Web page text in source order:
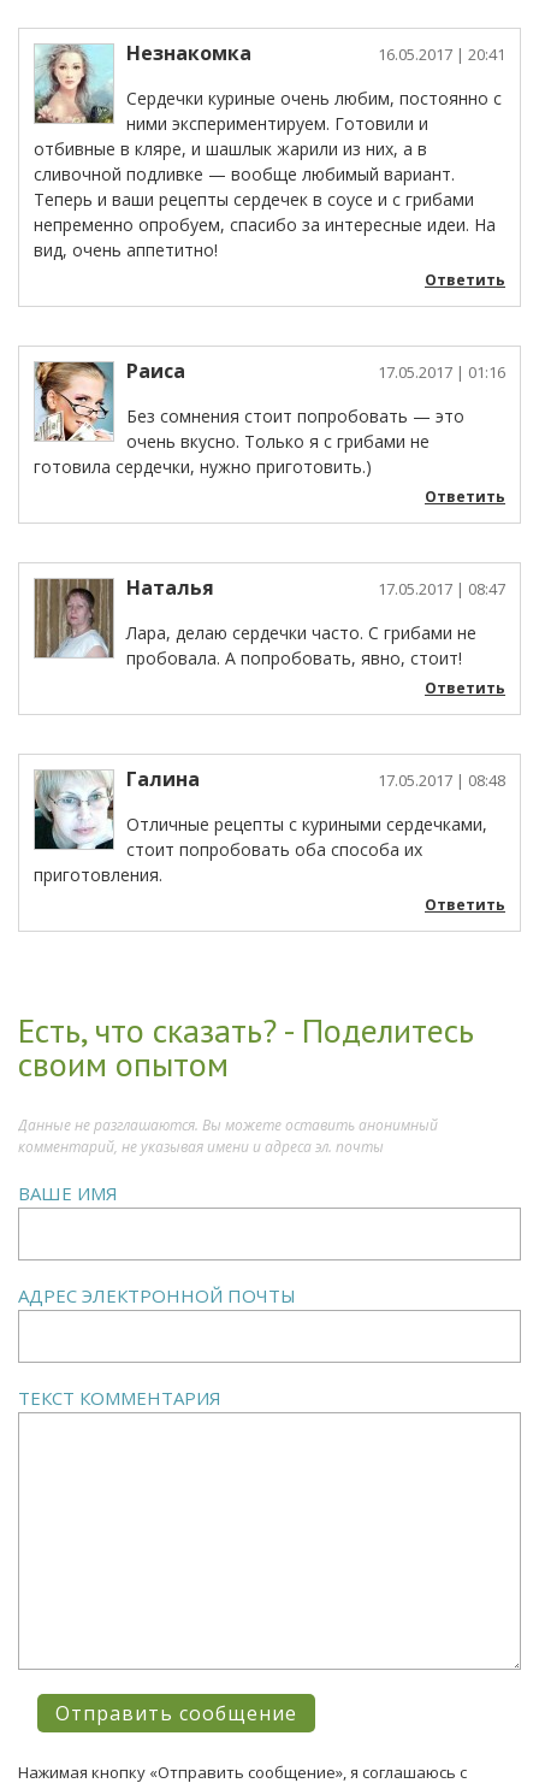
Незнакомка 16.05.2017 | 20:41
Сердечки куриные очень любим, постоянно с
ними экспериментируем. Готовили и
отбивные в кляре, и шашлык жарили из них, а в
сливочной подливке — вообще любимый вариант.
Теперь и ваши рецепты сердечек в соусе и с грибами
непременно опробуем, спасибо за интересные идеи. На
вид, очень аппетитно!
Ответить
Раиса 17.05.2017 | 01:16
Без сомнения стоит попробовать — это
очень вкусно. Только я с грибами не
готовила сердечки, нужно приготовить.)
Ответить
Наталья 17.05.2017 | 08:47
Лара, делаю сердечки часто. С грибами не
пробовала. А попробовать, явно, стоит!
Ответить
Галина 17.05.2017 | 08:48
Отличные рецепты с куриными сердечками,
стоит попробовать оба способа их
приготовления.
Ответить
Есть, что сказать? - Поделитесь
своим опытом
Данные не разглашаются. Вы можете оставить анонимный
комментарий, не указывая имени и адреса эл. почты
ВАШЕ ИМЯ
АДРЕС ЭЛЕКТРОННОЙ ПОЧТЫ
ТЕКСТ КОММЕНТАРИЯ
Нажимая кнопку «Отправить сообщение», я соглашаюсь с